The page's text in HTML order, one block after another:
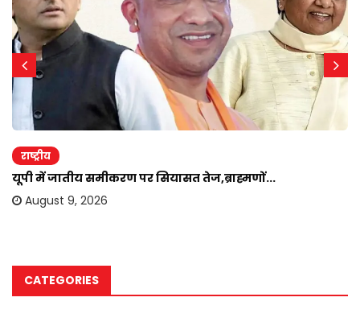
राष्ट्रीय
यूपी में जातीय समीकरण पर सियासत तेज,ब्राह्मणों...
August 9, 2026
CATEGORIES